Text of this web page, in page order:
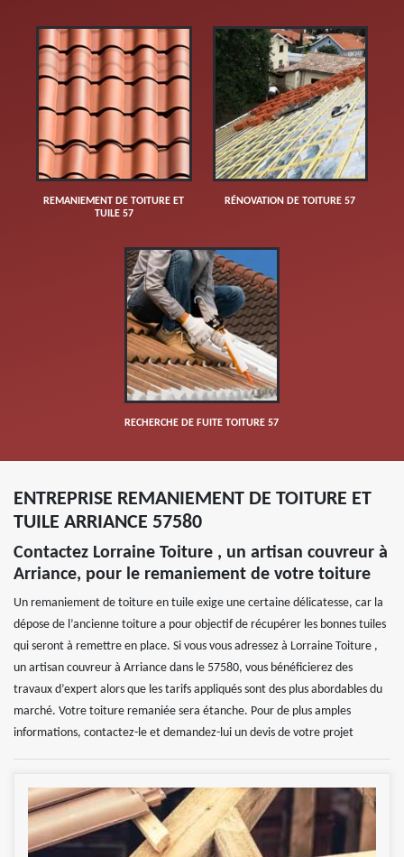
REMANIEMENT DE TOITURE ET
TUILE 57
RÉNOVATION DE TOITURE 57
RECHERCHE DE FUITE TOITURE 57
ENTREPRISE REMANIEMENT DE TOITURE ET
TUILE ARRIANCE 57580
Contactez Lorraine Toiture , un artisan couvreur à
Arriance, pour le remaniement de votre toiture
Un remaniement de toiture en tuile exige une certaine délicatesse, car la
dépose de l’ancienne toiture a pour objectif de récupérer les bonnes tuiles
qui seront à remettre en place. Si vous vous adressez à Lorraine Toiture ,
un artisan couvreur à Arriance dans le 57580, vous bénéficierez des
travaux d’expert alors que les tarifs appliqués sont des plus abordables du
marché. Votre toiture remaniée sera étanche. Pour de plus amples
informations, contactez-le et demandez-lui un devis de votre projet